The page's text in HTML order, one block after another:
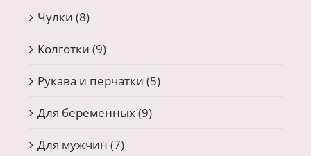
Чулки (8)
Колготки (9)
Рукава и перчатки (5)
Для беременных (9)
Для мужчин (7)